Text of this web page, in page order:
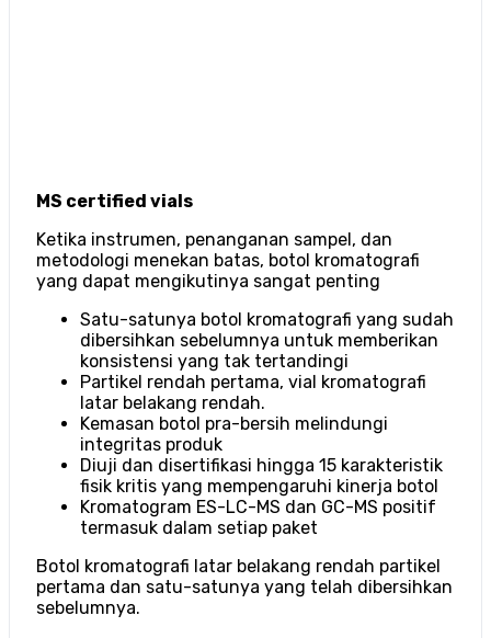
MS certified vials
Ketika instrumen, penanganan sampel, dan
metodologi menekan batas, botol kromatografi
yang dapat mengikutinya sangat penting
Satu-satunya botol kromatografi yang sudah
dibersihkan sebelumnya untuk memberikan
konsistensi yang tak tertandingi
Partikel rendah pertama, vial kromatografi
latar belakang rendah.
Kemasan botol pra-bersih melindungi
integritas produk
Diuji dan disertifikasi hingga 15 karakteristik
fisik kritis yang mempengaruhi kinerja botol
Kromatogram ES-LC-MS dan GC-MS positif
termasuk dalam setiap paket
Botol kromatografi latar belakang rendah partikel
pertama dan satu-satunya yang telah dibersihkan
sebelumnya.